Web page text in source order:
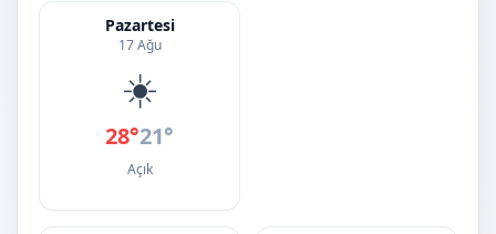
Pazartesi
17 Ağu
☀️
28°21°
Açık